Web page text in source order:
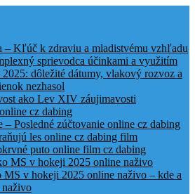
– Kľúč k zdraviu a mladistvému vzhľadu
sprievodca účinkami a využitím
2025: dôležité dátumy, vlakový rozvoz a
nezhasol
ako Lev XIV záujimavosti
cz dabing
– Posledné zúčtovanie online cz dabing
les online cz dabing film
puto online film cz dabing
MS v hokeji 2025 online naživo
MS v hokeji 2025 online naživo – kde a
naživo